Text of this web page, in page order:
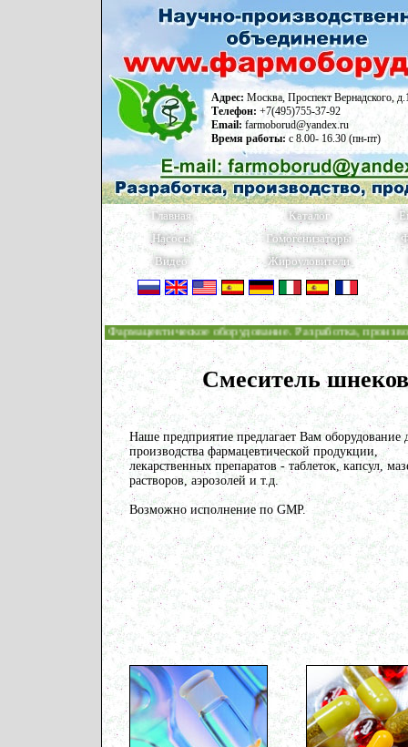
Адрес: Москва, Проспект Вернадского,
Телефон: +7(495)755-37-92
Email: farmoborud@yandex.ru
Время работы:с 8.00- 16.30 (пн-пт)
Главная Каталог
Насосы
Гомогенизаторы
Видео
Жироуловители
Фармацевтическое оборудование. Разработка,
Смеситель
Наше предприятие предлагает Вам оборудование
производства фармацевтической продукции,
лекарственных препаратов - таблеток, капсул,
растворов, аэрозолей и т.д.
Возможно исполнение по GMP.